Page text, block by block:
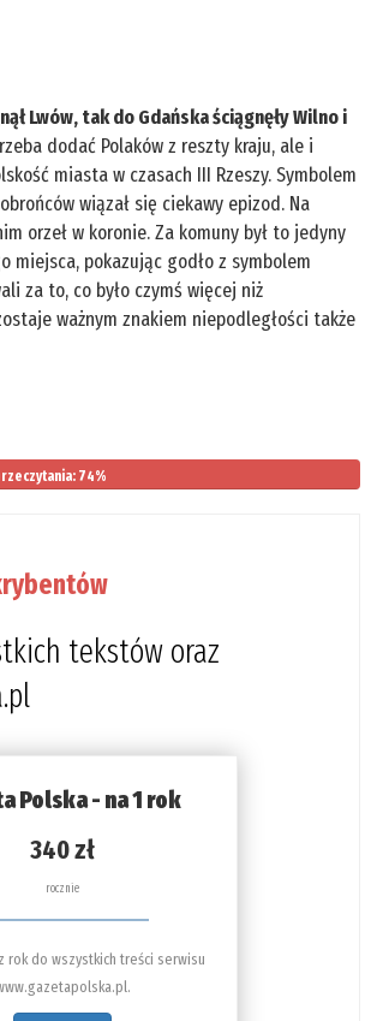
Lwów, tak do Gdańska ściągnęły Wilno i
dodać Polaków z reszty kraju, ale i
miasta w czasach III Rzeszy. Symbolem
wiązał się ciekawy epizod. Na
orzeł w koronie. Za komuny był to jedyny
miejsca, pokazując godło z symbolem
za to, co było czymś więcej niż
ważnym znakiem niepodległości także
74%
tekstów oraz
Polska - na 1 rok
340 zł
rocznie
rok do wszystkich treści serwisu